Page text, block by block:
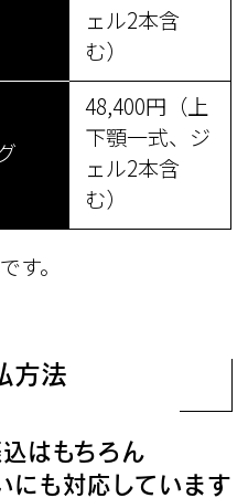
ェル2本含
む）
48,400円（上
下顎一式、ジ
ェル2本含
む）
す。
方法
はもちろん
にも対応しています